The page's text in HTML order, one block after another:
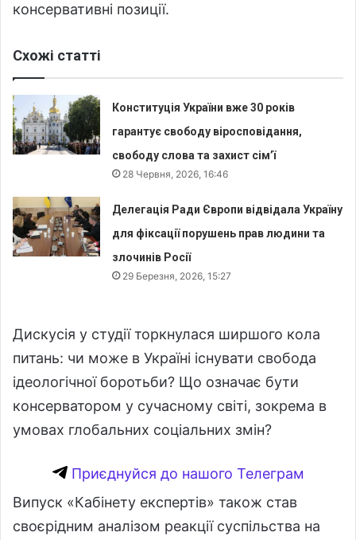
консервативні позиції.
Схожі статті
Конституція України вже 30 років
гарантує свободу віросповідання,
свободу слова та захист сім’ї
28 Червня, 2026, 16:46
Делегація Ради Європи відвідала Україну
для фіксації порушень прав людини та
злочинів Росії
29 Березня, 2026, 15:27
Дискусія у студії торкнулася ширшого кола
питань: чи може в Україні існувати свобода
ідеологічної боротьби? Що означає бути
консерватором у сучасному світі, зокрема в
умовах глобальних соціальних змін?
Приєднуйся до нашого Телеграм
Випуск «Кабінету експертів» також став
своєрідним аналізом реакції суспільства на